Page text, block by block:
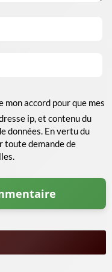
mon accord pour que mes
ip, et contenu du
données. En vertu du
toute demande de